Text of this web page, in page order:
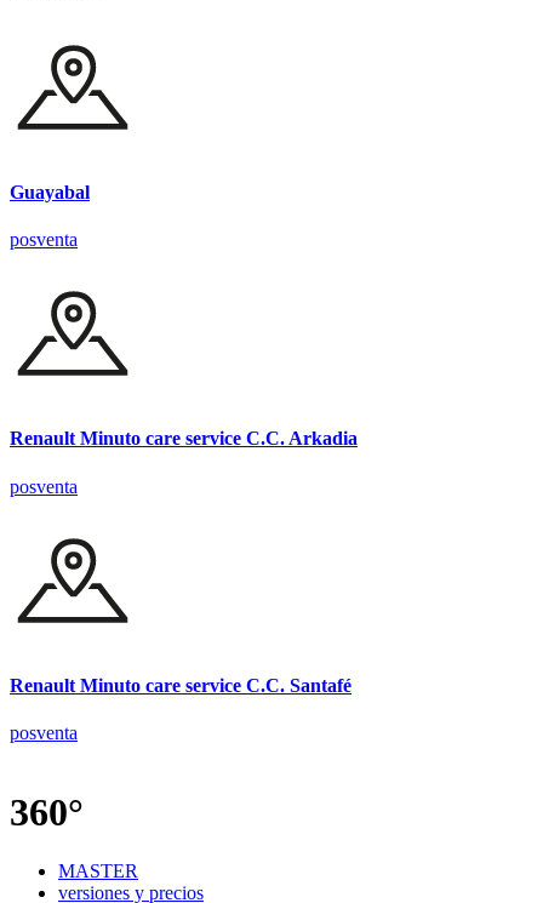
Guayabal
posventa
Renault Minuto care service C.C. Arkadia
posventa
Renault Minuto care service C.C. Santafé
posventa
360°
MASTER
versiones y precios